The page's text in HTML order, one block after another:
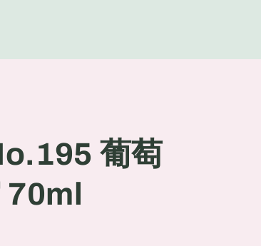
葡萄
70ml